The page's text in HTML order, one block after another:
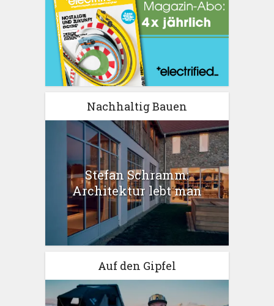
Nachhaltig Bauen
Stefan Schramm:
Architektur lebt man
Auf den Gipfel